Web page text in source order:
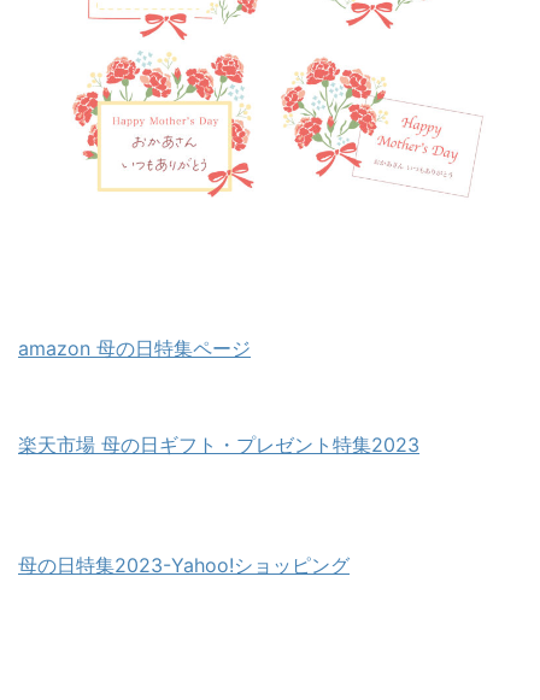
amazon 母の日特集ページ
楽天市場 母の日ギフト・プレゼント特集2023
母の日特集2023-Yahoo!ショッピング